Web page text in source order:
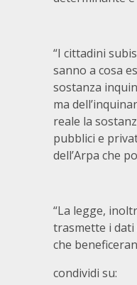
“I cittadini
sanno a cosa
sostanza
ma
reale la
pubblici e
dell’Arpa che
“La legge,
trasmette i dati
che
condividi su: